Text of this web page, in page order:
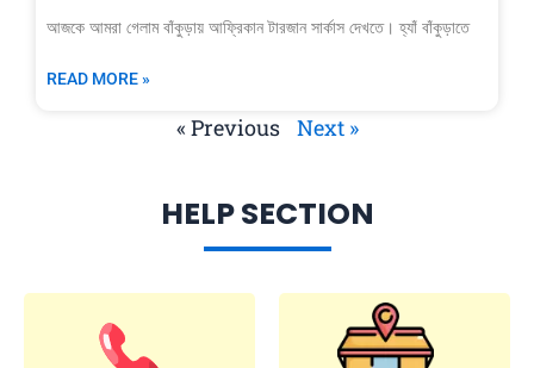
আজকে আমরা গেলাম বাঁকুড়ায় আফ্রিকান টারজান সার্কাস দেখতে। হ্যাঁ বাঁকুড়াতে
READ MORE »
« Previous Next »
HELP SECTION